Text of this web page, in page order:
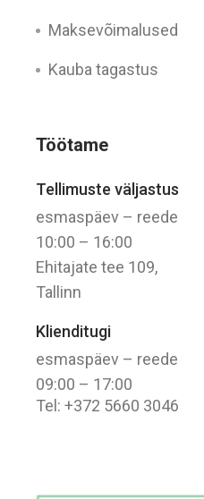
Töötame
Tellimuste väljastus
esmaspäev – reede
10:00 – 16:00
Ehitajate tee 109,
Tallinn
Klienditugi
esmaspäev – reede
09:00 – 17:00
Tel: +372 5660 3046
Maksevõimalused
Kauba tagastus